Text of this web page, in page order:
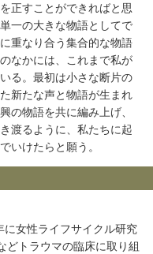
正すことができればと思
一の大きな物語としてで
重なり合う集合的な物語
なかには、これまで私が
る。最初は小さな断片の
新たな声と物語が生まれ
の物語を共に編み上げ、
渡るように、私たちに起
いけたらと願う。
女性ライフサイクル研究
どトラウマの臨床に取り組